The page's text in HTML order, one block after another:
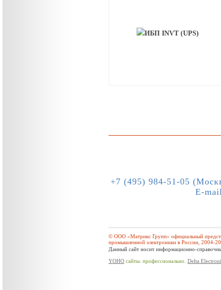
+7 (495) 984-51-05
E-
© ООО «Матрикс Групп» официальный
промышленной электроники в России, 2004-
Данный сайт носит информационно-
YOHO сайты. профессионально. Delta